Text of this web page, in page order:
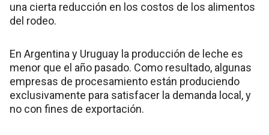
una cierta reducción en los costos de los alimentos
del rodeo.
En Argentina y Uruguay la producción de leche es
menor que el año pasado. Como resultado, algunas
empresas de procesamiento están produciendo
exclusivamente para satisfacer la demanda local, y
no con fines de exportación.